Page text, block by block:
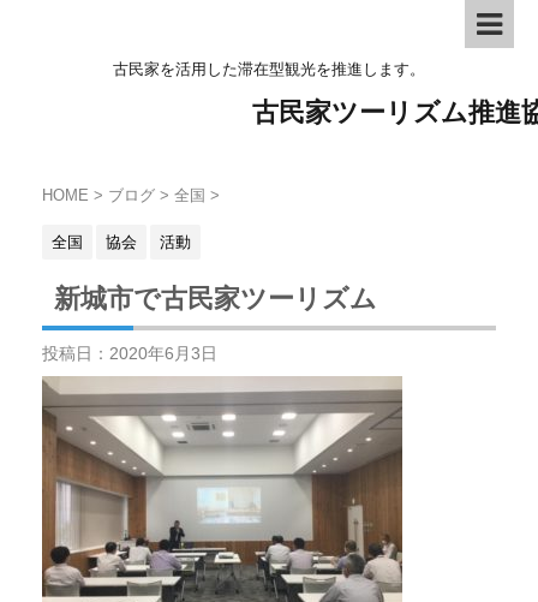
古民家を活用した滞在型観光を推進します。
古民家ツーリズム推進
HOME > ブログ > 全国 >
全国 協会 活動
新城市で古民家ツーリズム
投稿日： 2020年6月3日